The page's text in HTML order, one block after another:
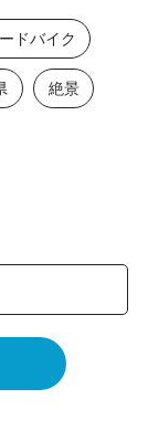
ドバイク
絶景